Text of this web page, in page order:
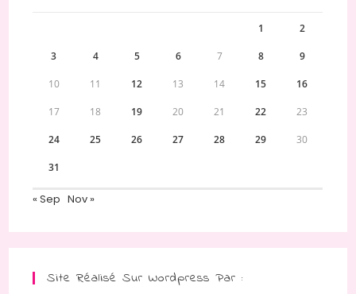
1 2
3 4 5 6 7 8 9
10 11 12 13 14 15 16
17 18 19 20 21 22 23
24 25 26 27 28 29 30
31
« Sep Nov »
Site Réalisé Sur Wordpress Par :